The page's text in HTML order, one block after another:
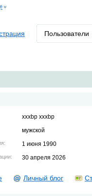
Пользователи
xxxbp xxxbp
мужской
1 июня 1990
30 апреля 2026
Личный блог